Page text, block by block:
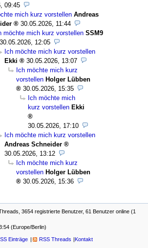
09:45
mich kurz vorstellen Andreas
30.05.2026, 11:44
möchte mich kurz vorstellen SSM9
30.05.2026, 12:05
Ich möchte mich kurz vorstellen
Ekki
30.05.2026, 13:07
Ich möchte mich kurz
vorstellen Holger Lübben
30.05.2026, 15:35
Ich möchte mich
kurz vorstellen Ekki
30.05.2026, 17:10
Ich möchte mich kurz vorstellen
Andreas Schneider
30.05.2026, 13:12
Ich möchte mich kurz
vorstellen Holger Lübben
30.05.2026, 15:36
3654 registrierte Benutzer, 61 Benutzer online (1
(Europe/Berlin)
Einträge RSS Threads Kontakt